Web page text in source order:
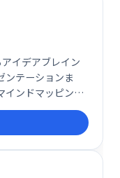
イデアブレイン
ンテーションま
インドマッピング
スムーズに行え、
ン、ポスター作
作で思考を可視化
促進します。様々
す。